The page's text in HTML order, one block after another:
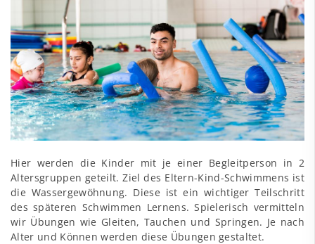
Hier werden die Kinder mit je einer Begleitperson in 2
Altersgruppen geteilt. Ziel des Eltern-Kind-Schwimmens ist
die Wassergewöhnung. Diese ist ein wichtiger Teilschritt
des späteren Schwimmen Lernens. Spielerisch vermitteln
wir Übungen wie Gleiten, Tauchen und Springen. Je nach
Alter und Können werden diese Übungen gestaltet.